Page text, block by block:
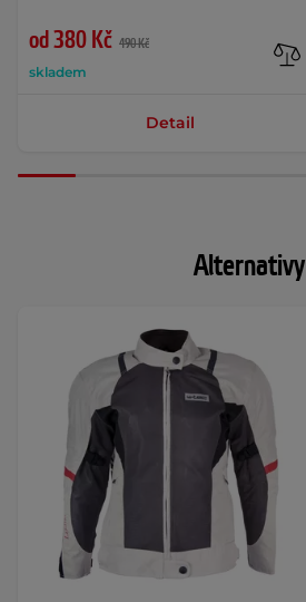
od 380 Kč 490 Kč
skladem
Detail
Alternativy